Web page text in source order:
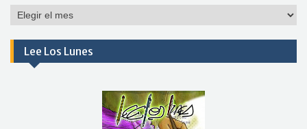
Por
Lee Los Lunes